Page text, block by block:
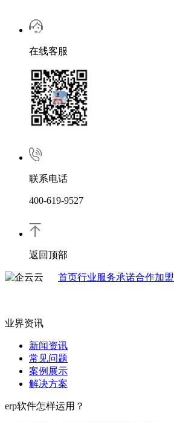
在线客服
联系电话
400-619-9527
返回顶部
首页行业服务承诺合作加盟
业界资讯
新闻资讯
常见问题
案例展示
解决方案
erp软件怎样运用？